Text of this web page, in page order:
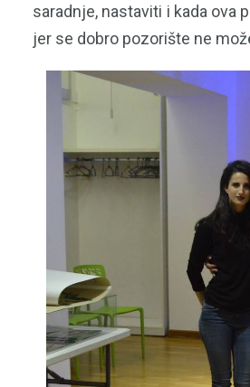
saradnje, nastaviti i kada ova
jer se dobro pozorište ne